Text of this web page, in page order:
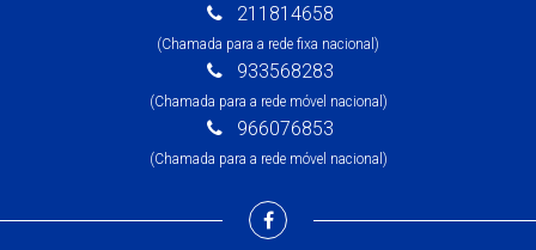
211814658
(Chamada para a rede fixa nacional)
933568283
(Chamada para a rede móvel nacional)
966076853
(Chamada para a rede móvel nacional)